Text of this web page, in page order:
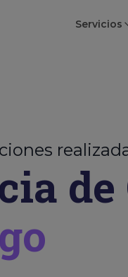
Servicios
de